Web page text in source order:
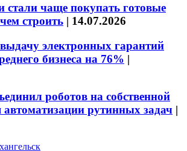
чаще покупать готовые
строить | 14.07.2026
электронных гарантий
бизнеса на 76% |
роботов на собственной
рутинных задач |